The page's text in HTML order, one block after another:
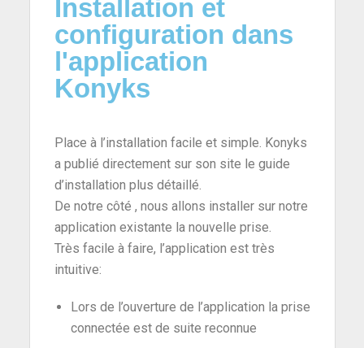
Installation et
configuration dans
l'application
Konyks
Place à l’installation facile et simple. Konyks
a publié directement sur son site le guide
d’installation plus détaillé.
De notre côté , nous allons installer sur notre
application existante la nouvelle prise.
Très facile à faire, l’application est très
intuitive:
Lors de l’ouverture de l’application la prise
connectée est de suite reconnue